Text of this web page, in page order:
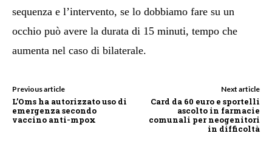
sequenza e l’intervento, se lo dobbiamo fare su un
occhio può avere la durata di 15 minuti, tempo che
aumenta nel caso di bilaterale.
Previous article
L’Oms ha autorizzato uso di
emergenza secondo
vaccino anti-mpox
Next article
Card da 60 euro e sportelli
ascolto in farmacie
comunali per neogenitori
in difficoltà